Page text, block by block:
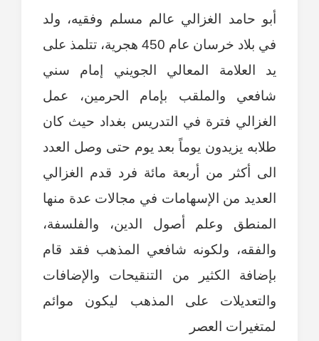
أبو حامد الغزالي عالم مسلم وفقيه، ولد
في بلاد خرسان عام 450 هجرية، تتلمذ على
يد العلامة المعالي الجويني إمام سني
شافعي والملقب بإمام الحرمين، عمل
الغزالي فترة في التدريس بغداد حيث كان
طلابه يزيدون يوماً بعد يوم حتى وصل العدد
الى أكثر من أربعة مائة فرد قدم الغزالي
العديد من الإسهامات في مجالات عدة منها
المنطق وعلم أصول الدين، والفلسفة،
والفقه، ولكونه شافعي المذهب فقد قام
بإضافة الكثير من التنقيحات والإضافات
والتعديلات على المذهب ليكون موائم
لمتغيرات العصر